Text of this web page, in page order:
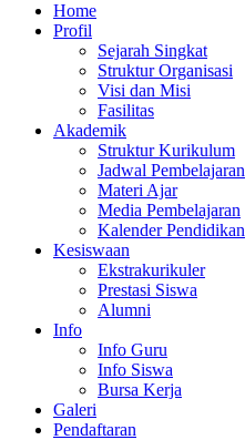
Home
Profil
Sejarah Singkat
Struktur Organisasi
Visi dan Misi
Fasilitas
Akademik
Struktur Kurikulum
Jadwal Pembelajaran
Materi Ajar
Media Pembelajaran
Kalender Pendidikan
Kesiswaan
Ekstrakurikuler
Prestasi Siswa
Alumni
Info
Info Guru
Info Siswa
Bursa Kerja
Galeri
Pendaftaran